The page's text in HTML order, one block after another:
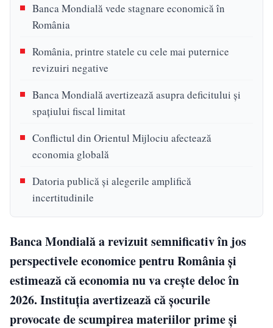
Banca Mondială vede stagnare economică în
România
România, printre statele cu cele mai puternice
revizuiri negative
Banca Mondială avertizează asupra deficitului și
spațiului fiscal limitat
Conflictul din Orientul Mijlociu afectează
economia globală
Datoria publică și alegerile amplifică
incertitudinile
Banca Mondială a revizuit semnificativ în jos
perspectivele economice pentru România și
estimează că economia nu va crește deloc în
2026. Instituția avertizează că șocurile
provocate de scumpirea materiilor prime și